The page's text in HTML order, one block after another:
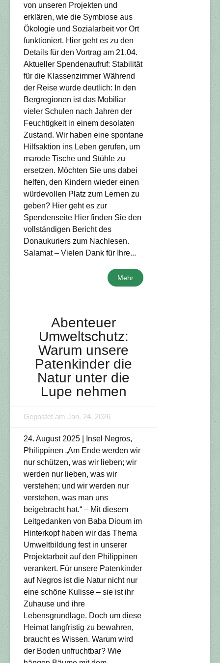
von unseren Projekten und
erklären, wie die Symbiose aus
Ökologie und Sozialarbeit vor Ort
funktioniert. Hier geht es zu den
Details für den Vortrag am 21.04.
Aktueller Spendenaufruf: Stabilität
für die Klassenzimmer Während
der Reise wurde deutlich: In den
Bergregionen ist das Mobiliar
vieler Schulen nach Jahren der
Feuchtigkeit in einem desolaten
Zustand. Wir haben eine spontane
Hilfsaktion ins Leben gerufen, um
marode Tische und Stühle zu
ersetzen. Möchten Sie uns dabei
helfen, den Kindern wieder einen
würdevollen Platz zum Lernen zu
geben? Hier geht es zur
Spendenseite Hier finden Sie den
vollständigen Bericht des
Donaukuriers zum Nachlesen.
Salamat – Vielen Dank für Ihre...
Mehr
Abenteuer
Umweltschutz:
Warum unsere
Patenkinder die
Natur unter die
Lupe nehmen
Gepostet am Jan. 24, 2026
24. August 2025 | Insel Negros,
Philippinen „Am Ende werden wir
nur schützen, was wir lieben; wir
werden nur lieben, was wir
verstehen; und wir werden nur
verstehen, was man uns
beigebracht hat.“ – Mit diesem
Leitgedanken von Baba Dioum im
Hinterkopf haben wir das Thema
Umweltbildung fest in unserer
Projektarbeit auf den Philippinen
verankert. Für unsere Patenkinder
auf Negros ist die Natur nicht nur
eine schöne Kulisse – sie ist ihr
Zuhause und ihre
Lebensgrundlage. Doch um diese
Heimat langfristig zu bewahren,
braucht es Wissen. Warum wird
der Boden unfruchtbar? Wie